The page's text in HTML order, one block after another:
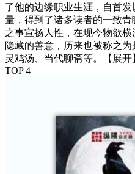
了他的边缘职业生涯，自首
量，得到了诸多读者的一致
之事宣扬人性，在现今物欲
隐藏的善意，历来也被称之
灵鸡汤、当代聊斋等。
【展开
TOP 4